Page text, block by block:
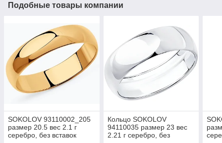
Подобные товары компании
SOKOLOV 93110002_205
размер 20.5 вес 2.1 г
серебро, без вставок
Кольцо SOKOLOV
94110035 размер 23 вес
2.21 г серебро, без